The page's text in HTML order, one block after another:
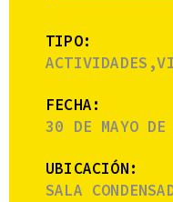
TIPO:
FECHA:
30 DE MAYO
UBICACIÓN:
SALA